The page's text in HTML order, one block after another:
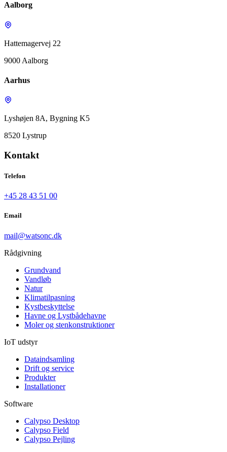
Aalborg
Hattemagervej 22
9000 Aalborg
Aarhus
Lyshøjen 8A, Bygning K5
8520 Lystrup
Kontakt
Telefon
+45 28 43 51 00
Email
mail@watsonc.dk
Rådgivning
Grundvand
Vandløb
Natur
Klimatilpasning
Kystbeskyttelse
Havne og Lystbådehavne
Moler og stenkonstruktioner
IoT udstyr
Dataindsamling
Drift og service
Produkter
Installationer
Software
Calypso Desktop
Calypso Field
Calypso Pejling